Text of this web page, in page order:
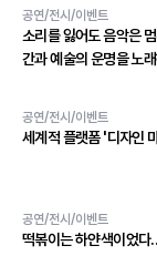
공연/전시/이벤트
소리를 잃어도 음악은
간과 예술의 운명을 노
공연/전시/이벤트
세계적 플랫폼 '디자인
공연/전시/이벤트
떡볶이는 하얀색이었다